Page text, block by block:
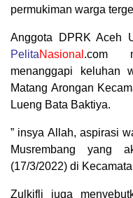
permukiman warga
Anggota DPRK Aceh
PelitaNasional .com
menanggapi keluhan
Matang Arongan
Lueng Bata Baktiya.
” insya Allah, aspirasi
Musrembang yang
(17/3/2022) di
Zulkifli juga